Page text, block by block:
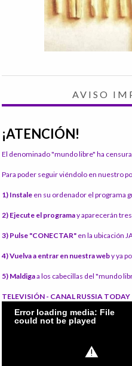
AVISO
¡ATENCIÓN!
El denominado "mundo libre" ha
Para poder seguir viéndolo en nuestro
1) Instale en su ordenador el programa
2) Ejecute el programay aparecerán
3) Pulse "CONECTAR" en la ubicación
4) Vuelva a entrar en nuestra weby ya
5) Maldigaa los cabecillas del "mundo
TELEVISIÓN - CANAL RUSSIA TODAY